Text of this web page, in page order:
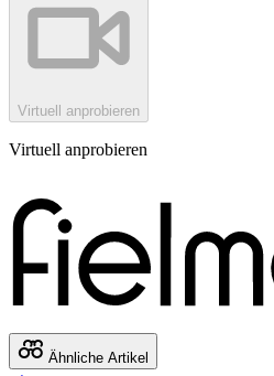
Virtuell anprobieren
Virtuell anprobieren
Ähnliche Artikel